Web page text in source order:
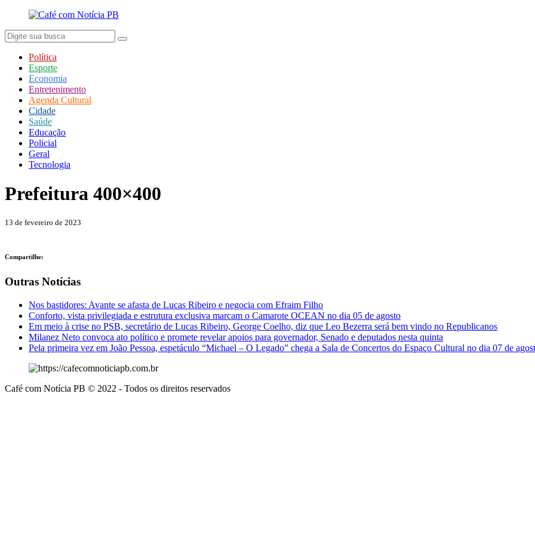
Política
Esporte
Economia
Entretenimento
Agenda Cultural
Cidade
Saúde
Educação
Policial
Geral
Tecnologia
Prefeitura 400×400
13 de fevereiro de 2023
Compartilhe:
Outras Notícias
Nos bastidores: Avante se afasta de Lucas Ribeiro e negocia com Efraim Filho
Conforto, vista privilegiada e estrutura exclusiva marcam o Camarote OCEAN no dia 05 de agosto
Em meio à crise no PSB, secretário de Lucas Ribeiro, George Coelho, diz que Leo Bezerra será bem vindo no Republicanos
Milanez Neto convoca ato político e promete revelar apoios para governador, Senado e deputados nesta quinta
Pela primeira vez em João Pessoa, espetáculo “Michael – O Legado” chega a Sala de Concertos do Espaço Cultural no dia 07 de
Café com Notícia PB © 2022 - Todos os direitos reservados